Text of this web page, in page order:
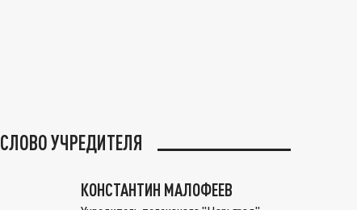
СЛОВО УЧРЕДИТЕЛЯ
КОНСТАНТИН МАЛОФЕЕВ